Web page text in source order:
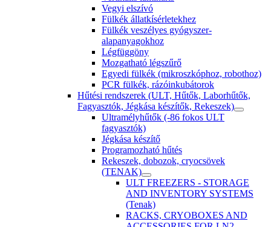
Vegyi elszívó
Fülkék állatkísérletekhez
Fülkék veszélyes gyógyszer-
alapanyagokhoz
Légfüggöny
Mozgatható légszűrő
Egyedi fülkék (mikroszkóphoz, robothoz)
PCR fülkék, rázóinkubátorok
Hűtési rendszerek (ULT, Hűtők, Laborhűtők,
Fagyasztók, Jégkása készítők, Rekeszek)
Ultramélyhűtők (-86 fokos ULT
fagyasztók)
Jégkása készítő
Programozható hűtés
Rekeszek, dobozok, cryocsövek
(TENAK)
ULT FREEZERS - STORAGE
AND INVENTORY SYSTEMS
(Tenak)
RACKS, CRYOBOXES AND